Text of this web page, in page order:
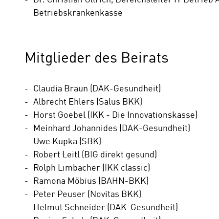
Betriebskrankenkasse
Mitglieder des Beirats
Claudia Braun (DAK-Gesundheit)
Albrecht Ehlers (Salus BKK)
Horst Goebel (IKK - Die Innovationskasse)
Meinhard Johannides (DAK-Gesundheit)
Uwe Kupka (SBK)
Robert Leitl (BIG direkt gesund)
Rolph Limbacher (IKK classic)
Ramona Möbius (BAHN-BKK)
Peter Peuser (Novitas BKK)
Helmut Schneider (DAK-Gesundheit)